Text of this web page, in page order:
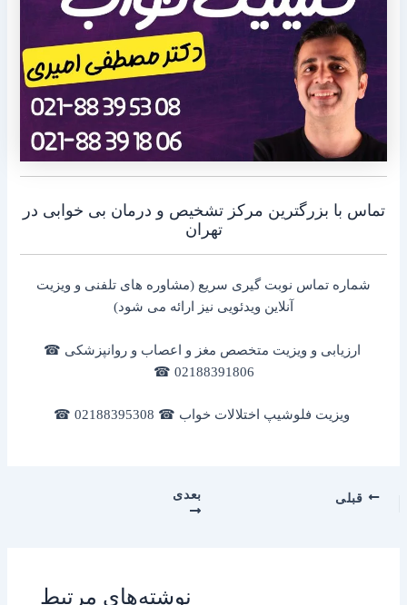
تماس با بزرگترین مرکز تشخیص و درمان بی خوابی در
تهران
شماره تماس نوبت گیری سریع (مشاوره های تلفنی و ویزیت
آنلاین ویدئویی نیز ارائه می شود)
ارزیابی و ویزیت متخصص مغز و اعصاب و روانپزشکی ☎
02188391806 ☎
ویزیت فلوشیپ اختلالات خواب ☎ 02188395308 ☎
قبلی بعدی
نوشته‌های مرتبط